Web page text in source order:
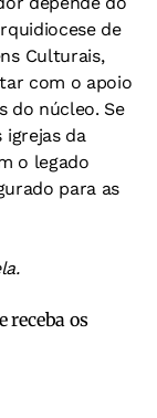
de
Culturais,
com o apoio
do núcleo. Se
da
o legado
para as
receba os